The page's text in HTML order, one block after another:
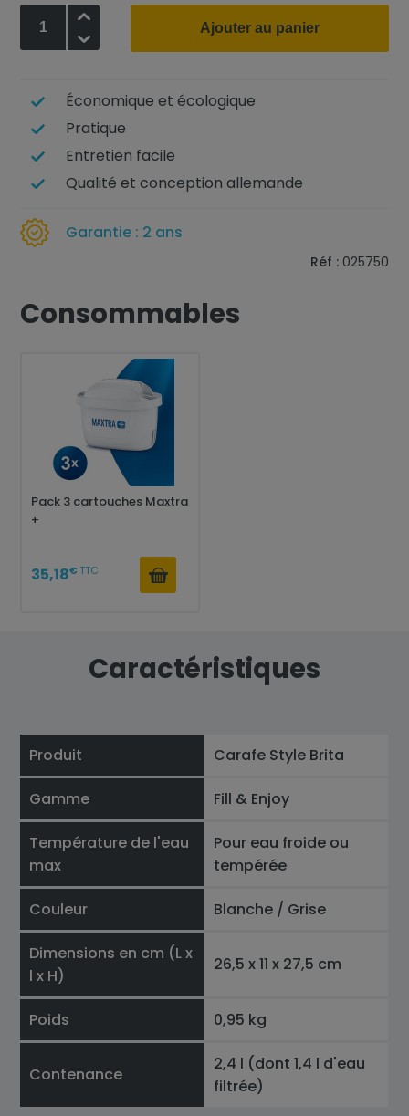
Ajouter au panier
Économique et écologique
Pratique
Entretien facile
Qualité et conception allemande
Garantie : 2 ans
Réf : 025750
Consommables
Pack 3 cartouches Maxtra
+
35,18€ TTC
Caractéristiques
Produit Carafe Style Brita
Gamme Fill & Enjoy
Température de l'eau
max
Pour eau froide ou
tempérée
Couleur Blanche / Grise
Dimensions en cm (L x
l x H)
26,5 x 11 x 27,5 cm
Poids 0,95 kg
Contenance
2,4 l (dont 1,4 l d'eau
filtrée)